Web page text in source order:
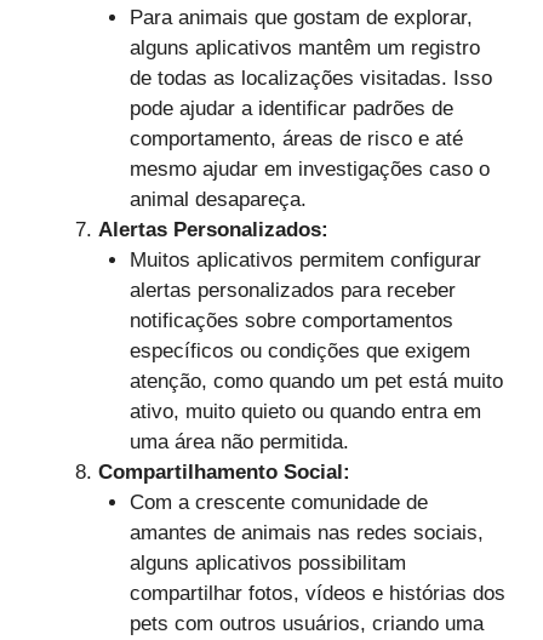
Para animais que gostam de explorar,
alguns aplicativos mantêm um registro
de todas as localizações visitadas. Isso
pode ajudar a identificar padrões de
comportamento, áreas de risco e até
mesmo ajudar em investigações caso o
animal desapareça.
Alertas Personalizados:
Muitos aplicativos permitem configurar
alertas personalizados para receber
notificações sobre comportamentos
específicos ou condições que exigem
atenção, como quando um pet está muito
ativo, muito quieto ou quando entra em
uma área não permitida.
Compartilhamento Social:
Com a crescente comunidade de
amantes de animais nas redes sociais,
alguns aplicativos possibilitam
compartilhar fotos, vídeos e histórias dos
pets com outros usuários, criando uma